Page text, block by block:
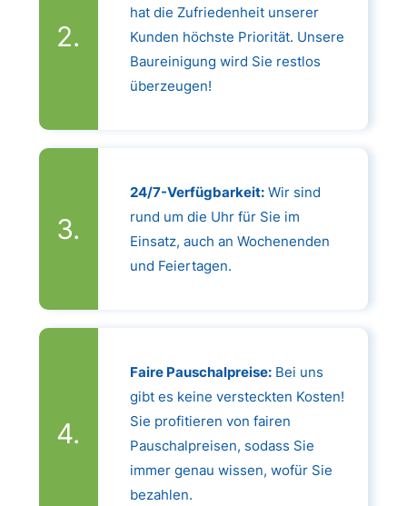
hat die Zufriedenheit unserer
Kunden höchste Priorität. Unsere
Baureinigung wird Sie restlos
überzeugen!
24/7-Verfügbarkeit:Wir sind
rund um die Uhr für Sie im
Einsatz, auch an Wochenenden
und Feiertagen.
Faire Pauschalpreise:Bei uns
gibt es keine versteckten Kosten!
Sie profitieren von fairen
Pauschalpreisen, sodass Sie
immer genau wissen, wofür Sie
bezahlen.